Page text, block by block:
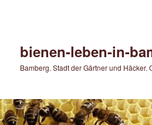
bienen-leben-in-
Bamberg. Stadt der Gärtner und Häcker.